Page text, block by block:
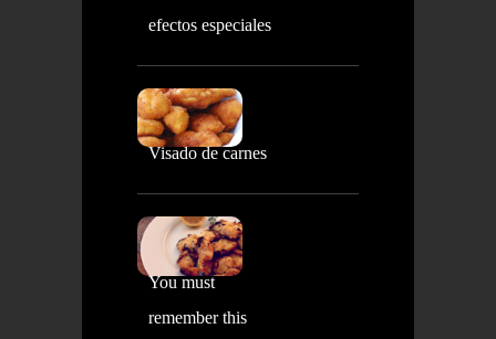
efectos especiales
Visado de carnes
You must
remember this